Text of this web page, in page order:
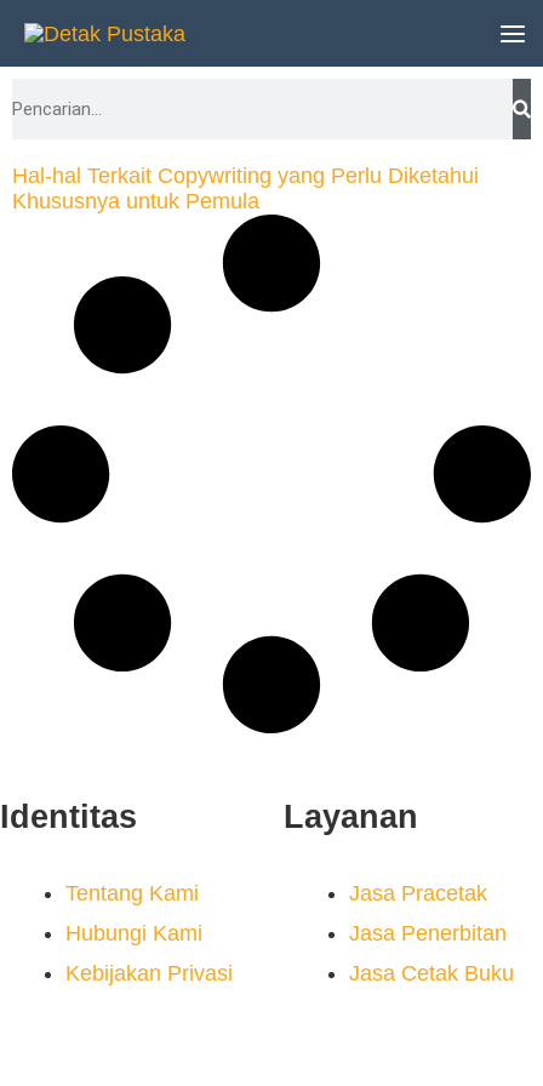
Lewati
konten
Search
Hal-hal Terkait Copywriting yang Perlu Diketahui
Khususnya untuk Pemula
Identitas
Tentang Kami
Hubungi Kami
Kebijakan Privasi
Layanan
Jasa Pracetak
Jasa Penerbitan
Jasa Cetak Buku